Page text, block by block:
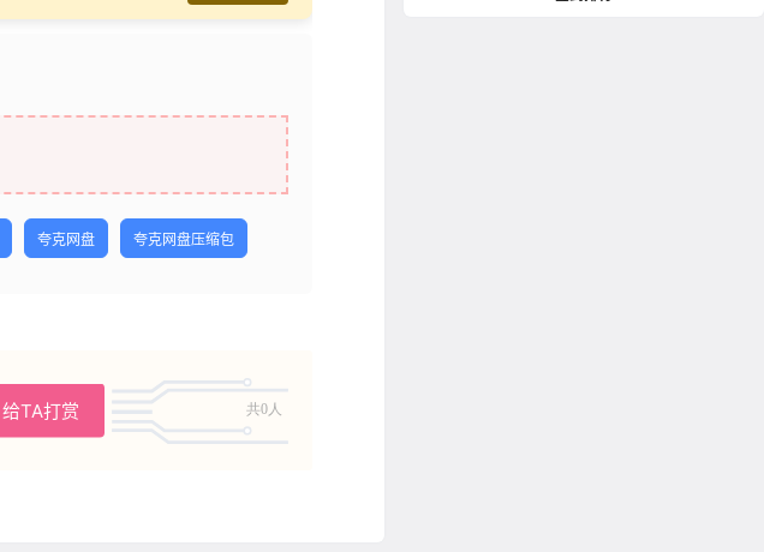
夸克网盘 夸克网盘压缩包
给TA打赏 共0人